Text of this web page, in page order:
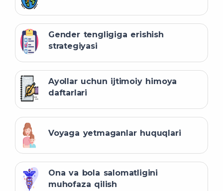
Gender tengligiga erishish
strategiyasi
Ayollar uchun ijtimoiy himoya
daftarlari
Voyaga yetmaganlar huquqlari
Ona va bola salomatligini
muhofaza qilish